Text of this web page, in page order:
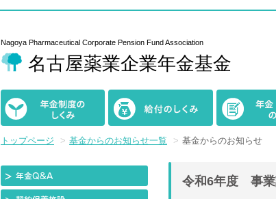
Nagoya Pharmaceutical Corporate Pension Fund Association
名古屋薬業企業年金基金
年金制度の
しくみ
給付のしくみ
年金・一時金
の手続
トップページ 基金からのお知らせ一覧 基金からのお知らせ
令和6年度 事業